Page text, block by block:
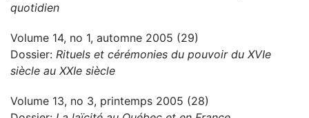
quotidien
Volume 14, no 1, automne 2005 (29)
Dossier: Rituels et cérémonies du pouvoir du XVIe
siècle au XXIe siècle
Volume 13, no 3, printemps 2005 (28)